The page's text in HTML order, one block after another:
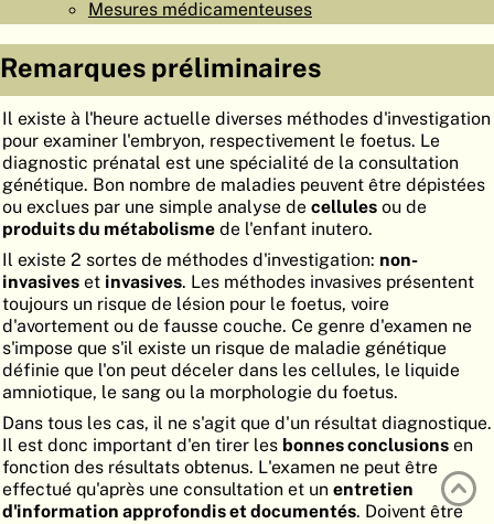
ORGANO
ATLASEMBRYOLOGY
RECHERCHER
AIDE
Mesures médicamenteuses
Remarques préliminaires
Il existe à l'heure actuelle diverses méthodes d'investigation
pour examiner l'embryon, respectivement le foetus. Le
diagnostic prénatal est une spécialité de la consultation
génétique. Bon nombre de maladies peuvent être dépistées
ou exclues par une simple analyse de cellules ou de
produits du métabolisme de l'enfant inutero.
Il existe 2 sortes de méthodes d'investigation: non-
invasives et invasives. Les méthodes invasives présentent
toujours un risque de lésion pour le foetus, voire
d'avortement ou de fausse couche. Ce genre d'examen ne
s'impose que s'il existe un risque de maladie génétique
définie que l'on peut déceler dans les cellules, le liquide
amniotique, le sang ou la morphologie du foetus.
Dans tous les cas, il ne s'agit que d'un résultat diagnostique.
Il est donc important d'en tirer les bonnes conclusions en
fonction des résultats obtenus. L'examen ne peut être
effectué qu'après une consultation et un entretien
d'information approfondis et documentés. Doivent être